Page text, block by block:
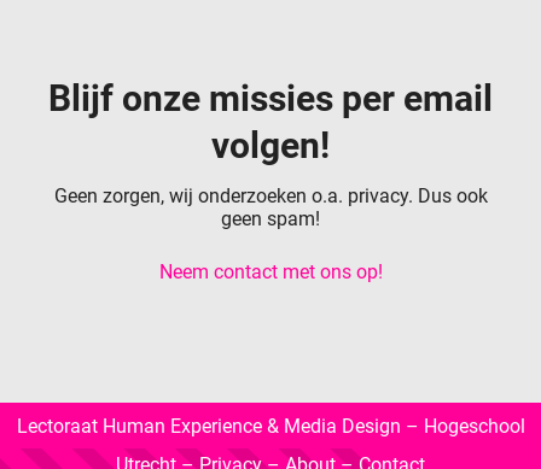
Blijf onze missies per email
volgen!
Geen zorgen, wij onderzoeken o.a. privacy. Dus ook
geen spam!
Neem contact met ons op!
Lectoraat Human Experience & Media Design – Hogeschool
Utrecht – Privacy– About– Contact